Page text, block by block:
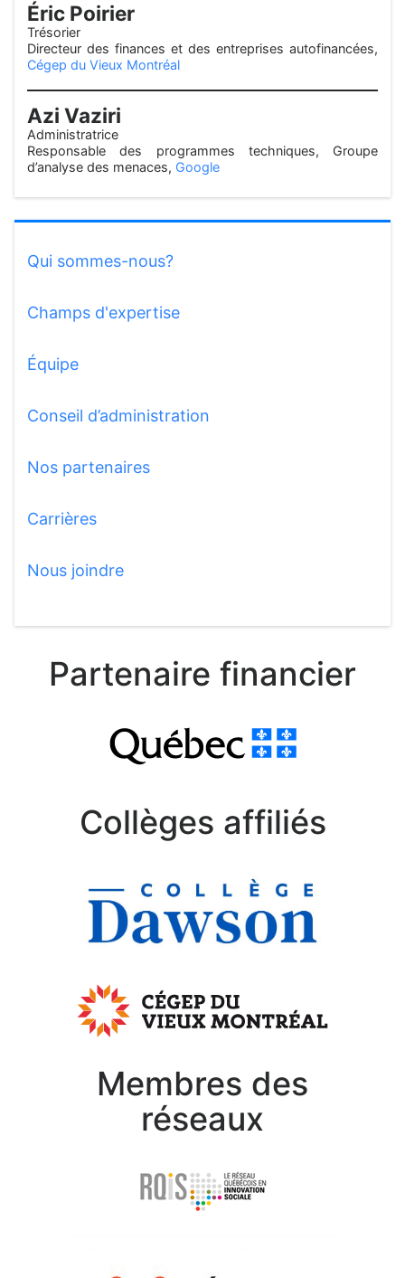
Qui sommes-nous?
Champs d'expertise
Équipe
Conseil d’administration
Nos partenaires
Carrières
Nous joindre
Éric Poirier
Trésorier
Directeur des finances et des entreprises autofinancées,
Cégep du Vieux Montréal
Azi Vaziri
Administratrice
Responsable des programmes techniques, Groupe
d’analyse des menaces, Google
Partenaire financier
Collèges affiliés
Membres des
réseaux